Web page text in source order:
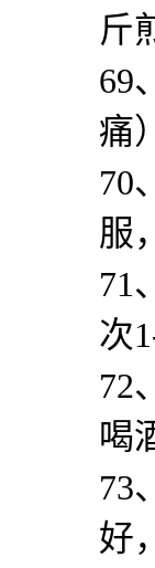
斤
69
痛
70
服
71
次
72
喝
73
好